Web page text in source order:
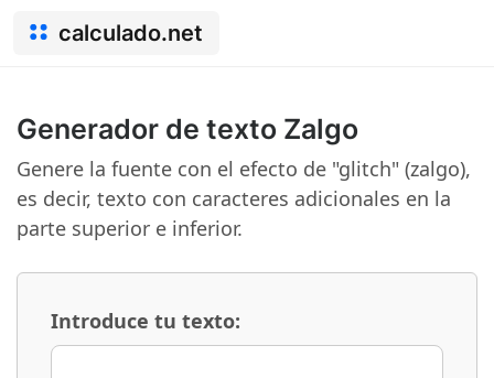
calculado.net
Generador de texto Zalgo
Genere la fuente con el efecto de "glitch" (zalgo),
es decir, texto con caracteres adicionales en la
parte superior e inferior.
Introduce tu texto: